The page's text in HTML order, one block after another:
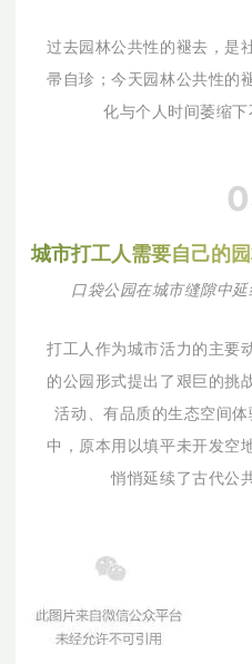
过去园林公共性的褪去，是
帚自珍；今天园林公共性的
化与个人时间萎缩下
城市打工人需要自己的园
口袋公园在城市缝隙中
打工人作为城市活力的主要
的公园形式提出了艰巨的
活动、有品质的生态空间
中，原本用以填平未开发空
悄悄延续了古代公